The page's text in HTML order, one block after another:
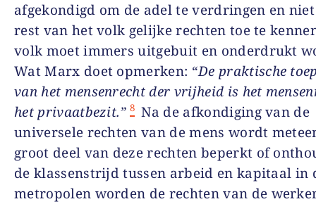
afgekondigd om de adel te verdringen en
rest van het volk gelijke rechten toe te
volk moet immers uitgebuit en onderdrukt
Wat Marx doet opmerken: “De praktische
van het mensenrecht der vrijheid is het
het privaatbezit.” 8 Na de afkondiging van de
universele rechten van de mens wordt
groot deel van deze rechten beperkt of
de klassenstrijd tussen arbeid en kapitaal in
metropolen worden de rechten van de